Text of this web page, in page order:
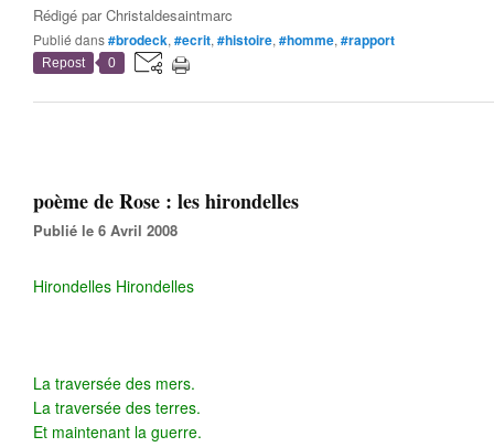
Rédigé parChristaldesaintmarc
Publié dans#brodeck, #ecrit, #histoire, #homme, #rapport
Repost 0
poème de Rose : les hirondelles
Publié le 6 Avril 2008
Hirondelles Hirondelles
La traversée des mers.
La traversée des terres.
Et maintenant la guerre.